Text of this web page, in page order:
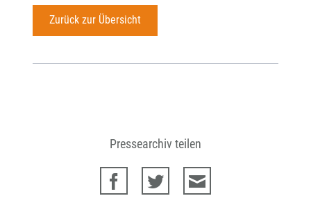
Zurück zur Übersicht
Pressearchiv teilen